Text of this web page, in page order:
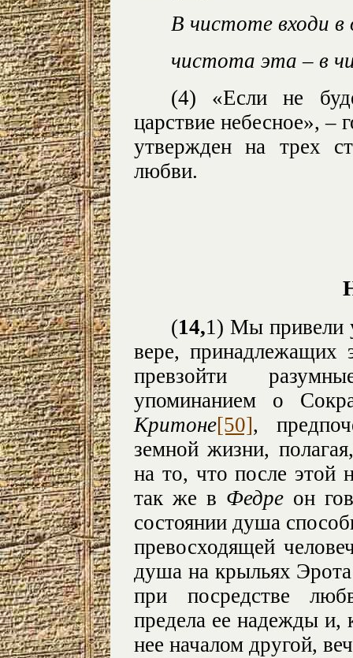
В чистоте входи в
чистота эта – в
(4) «Если не
царствие небесное», –
утвержден на трех
любви.
(14,1) Мы привели
вере, принадлежащих
превзойти
упоминанием о
Критоне[50],
земной жизни,
на то, что после этой
так же в Федре он
состоянии душа
превосходящей
душа на крыльях Эрота
при посредстве
предела ее надежды и,
нее началом другой,